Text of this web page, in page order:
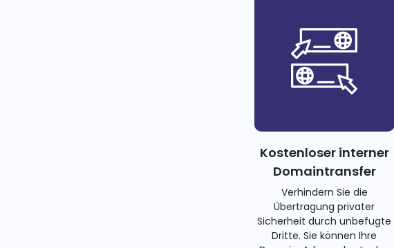
Kostenloser interner
Domaintransfer
Verhindern Sie die
Übertragung privater
Sicherheit durch unbefugte
Dritte. Sie können Ihre